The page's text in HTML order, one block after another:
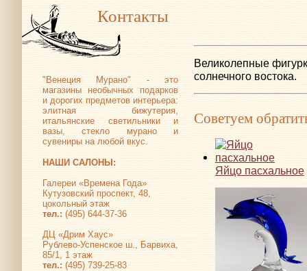
Контакты
"Венеция Мурано" - это
магазины необычных подарков
и дорогих предметов интерьера:
элитная бижутерия,
итальянские светильники и
вазы, стекло мурано и
сувениры на любой вкус.
НАШИ САЛОНЫ:
Галереи «Времена Года»
Кутузовский проспект, 48,
цокольный этаж
тел.: (495) 644-37-36
ДЦ «Дрим Хаус»
Рублево-Успенское ш., Барвиха,
85/1, 1 этаж
тел.: (495) 739-25-83
Великолепные
солнечного востока.
Советуем
Яйцо пасхальное